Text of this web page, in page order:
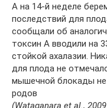
А на 14-й неделе
последствий для
сообщали об
токсин А вводили на
стойкой ахалазии.
для плода не
мышечной блокады не
родов
(Wataganara et al.,